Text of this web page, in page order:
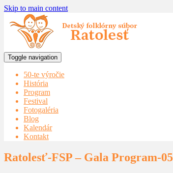
Skip to main content
Toggle navigation
50-te výročie
História
Program
Festival
Fotogaléria
Blog
Kalendár
Kontakt
Ratolesť-FSP – Gala Program-05